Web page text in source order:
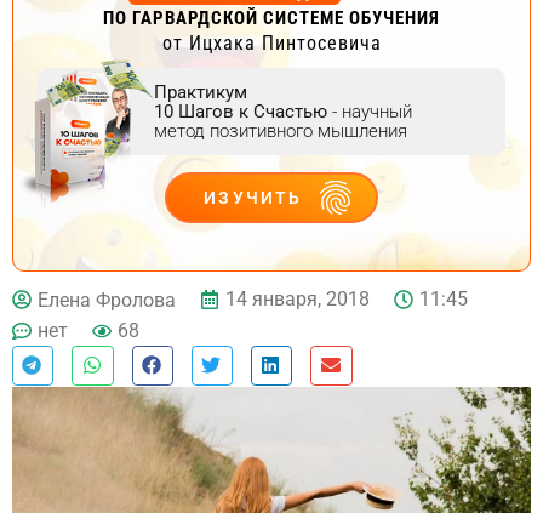
ПО ГАРВАРДСКОЙ СИСТЕМЕ ОБУЧЕНИЯ
от Ицхака Пинтосевича
Практикум
10 Шагов к Счастью - научный
метод позитивного мышления
ИЗУЧИТЬ
ДЕЙСТВУЙ
Елена Фролова 14 января, 2018
11:45
нет
68